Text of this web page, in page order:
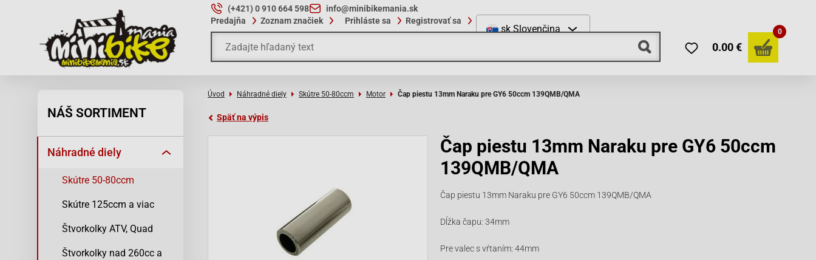
(+421) 0 910 664 598
info@minibikemania.sk
Predajňa
Zoznam značiek Prihláste sa Registrovať sa
sk Slovenčina
0.00 €
0
NÁŠ SORTIMENT
Náhradné diely
Skútre 50-80ccm
Skútre 125ccm a viac
Štvorkolky ATV, Quad
Štvorkolky nad 260cc a
Úvod Náhradné diely Skútre 50-80ccm Motor Čap piestu 13mm Naraku pre GY6 50ccm 139QMB/QMA
Späť na výpis
Čap piestu 13mm Naraku pre GY6 50ccm
139QMB/QMA
Čap piestu 13mm Naraku pre GY6 50ccm 139QMB/QMA
Dĺžka čapu: 34mm
Pre valec s vŕtaním: 44mm